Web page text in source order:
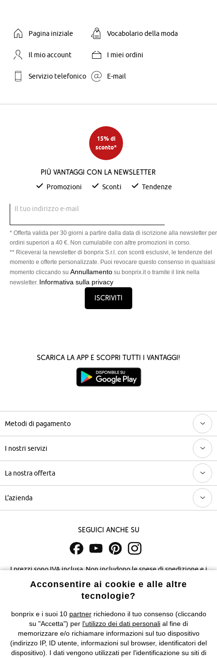
Pagina iniziale Vocabolario della moda
Il mio account I miei ordini
Servizio telefonico E-mail
15% di
sconto*
Più vantaggi con la newsletter
Promozioni Sconti Tendenze
Il tuo indirizzo e-mail
* Offerta valida per 30 giorni a partire dalla data di iscrizione alla newsletter per
ordini superiori a 40 €. Non cumulabile con altre promozioni in corso.
** Riceverai la newsletter di bonprix S.r.l. con sconti esclusivi, le tendenze del
momento e offerte personalizzate. Puoi revocare questo consenso in qualsiasi
momento cliccando su Annullamento su bonprix.it o tramite il link nella
newsletter. Informativa sulla privacy
Iscriviti
Scarica la App e scopri tutti i vantaggi!
Metodi di pagamento
I nostri servizi
La nostra offerta
L'azienda
Seguici anche su
I prezzi sono IVA inclusa. Non includonole spese di spedizione e i
Informativa privacy e cookie Gestione dei cookie
Informazioni legali Diritto di recesso
Acconsentire ai cookie e alle altre
tecnologie?
bonprix e i suoi 10 partnerrichiedono il tuo consenso (cliccando
su "Accetta") per l'utilizzo dei dati personali al fine di
memorizzare e/o richiamare informazioni sul tuo dispositivo
(indirizzo IP, ID utente, informazioni sul browser, identificatori del
dispositivo). I dati vengono utilizzati per l'identificazione su siti di